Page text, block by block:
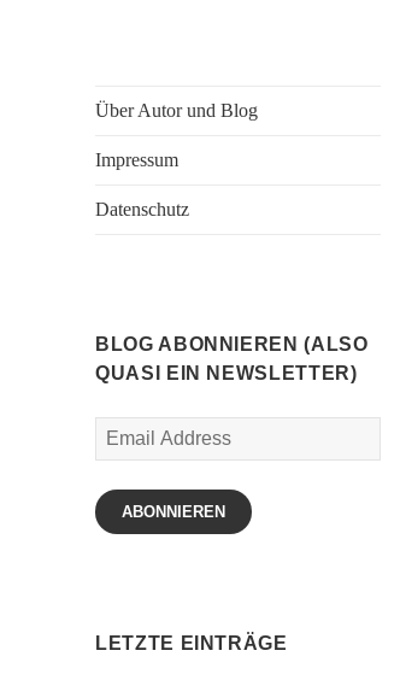
Über Autor und Blog
Impressum
Datenschutz
BLOG ABONNIEREN (ALSO
QUASI EIN NEWSLETTER)
Email
Address
ABONNIEREN
LETZTE EINTRÄGE